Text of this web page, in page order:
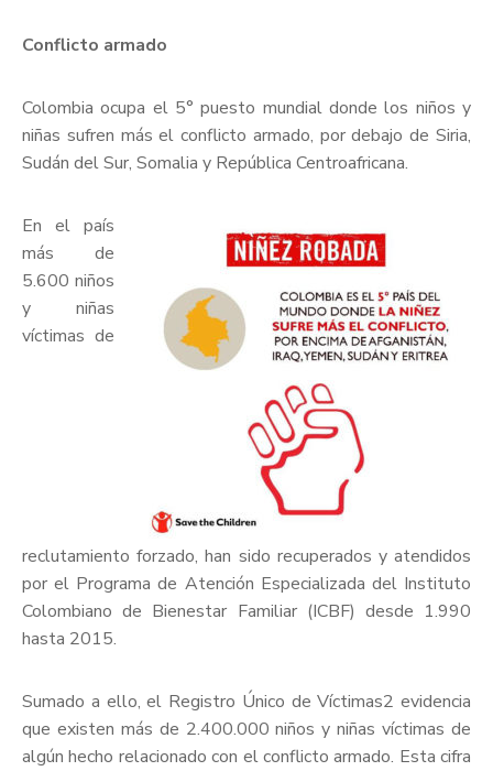
Conflicto armado
Colombia ocupa el 5° puesto mundial donde los niños y
niñas sufren más el conflicto armado, por debajo de Siria,
Sudán del Sur, Somalia y República Centroafricana.
En el país
más de
5.600 niños
y niñas
víctimas de
reclutamiento forzado, han sido recuperados y atendidos
por el Programa de Atención Especializada del Instituto
Colombiano de Bienestar Familiar (ICBF) desde 1.990
hasta 2015.
Sumado a ello, el Registro Único de Víctimas2 evidencia
que existen más de 2.400.000 niños y niñas víctimas de
algún hecho relacionado con el conflicto armado. Esta cifra